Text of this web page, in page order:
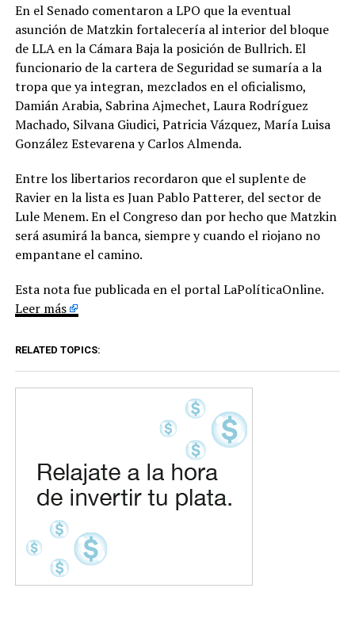
En el Senado comentaron a LPO que la eventual
asunción de Matzkin fortalecería al interior del bloque
de LLA en la Cámara Baja la posición de Bullrich. El
funcionario de la cartera de Seguridad se sumaría a la
tropa que ya integran, mezclados en el oficialismo,
Damián Arabia, Sabrina Ajmechet, Laura Rodríguez
Machado, Silvana Giudici, Patricia Vázquez, María Luisa
González Estevarena y Carlos Almenda.
Entre los libertarios recordaron que el suplente de
Ravier en la lista es Juan Pablo Patterer, del sector de
Lule Menem. En el Congreso dan por hecho que Matzkin
será asumirá la banca, siempre y cuando el riojano no
empantane el camino.
Esta nota fue publicada en el portal LaPolíticaOnline.
Leer más
RELATED TOPICS: